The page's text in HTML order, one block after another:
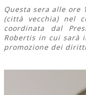
Questa sera alle ore
(città vecchia) nel
coordinata dal
Robertis in cui sarà
promozione dei